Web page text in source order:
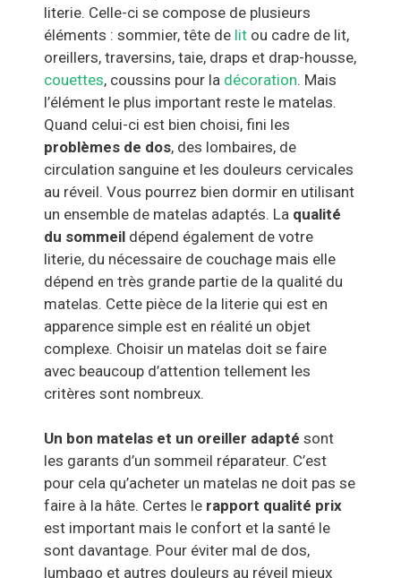
literie. Celle-ci se compose de plusieurs
éléments : sommier, tête de lit ou cadre de lit,
oreillers, traversins, taie, draps et drap-housse,
couettes, coussins pour la décoration. Mais
l’élément le plus important reste le matelas.
Quand celui-ci est bien choisi, fini les
problèmes de dos, des lombaires, de
circulation sanguine et les douleurs cervicales
au réveil. Vous pourrez bien dormir en utilisant
un ensemble de matelas adaptés. La qualité
du sommeil dépend également de votre
literie, du nécessaire de couchage mais elle
dépend en très grande partie de la qualité du
matelas. Cette pièce de la literie qui est en
apparence simple est en réalité un objet
complexe. Choisir un matelas doit se faire
avec beaucoup d’attention tellement les
critères sont nombreux.
Un bon matelas et un oreiller adaptésont
les garants d’un sommeil réparateur. C’est
pour cela qu’acheter un matelas ne doit pas se
faire à la hâte. Certes le rapport qualité prix
est important mais le confort et la santé le
sont davantage. Pour éviter mal de dos,
lumbago et autres douleurs au réveil mieux